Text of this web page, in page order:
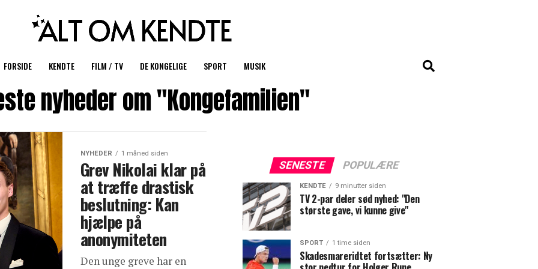
FORSIDE KENDTE FILM / TV DE KONGELIGE SPORT MUSIK
nyheder om "Kongefamilien"
NYHEDER 1 måned siden
Grev Nikolai klar på
at træffe drastisk
beslutning: Kan
hjælpe på
anonymiteten
Den unge greve har en
SENESTE POPULÆRE
KENDTE 9 minutter siden
TV 2-par deler sød nyhed: "Den
største gave, vi kunne give"
SPORT 1 time siden
Skadesmareridtet fortsætter: Ny